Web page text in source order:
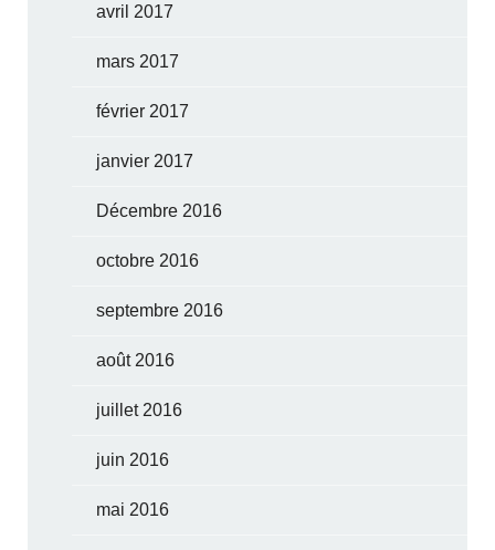
avril 2017
mars 2017
février 2017
janvier 2017
Décembre 2016
octobre 2016
septembre 2016
août 2016
juillet 2016
juin 2016
mai 2016